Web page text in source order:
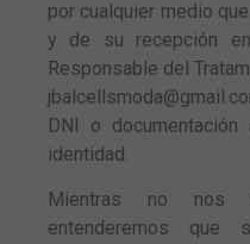
por cualquier medio
y de su recepción
Responsable del
DNI o
identidad.
Mientras no nos
entenderemos